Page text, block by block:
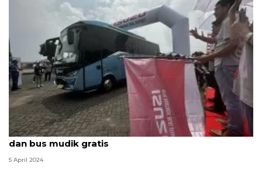
Isuzu berangkatkan 64 keluarga pengemudi truk
dan bus mudik gratis
5 April 2024